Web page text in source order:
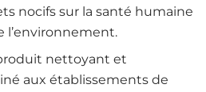
nocifs sur la santé humaine
l’environnement.
nettoyant et
aux établissements de